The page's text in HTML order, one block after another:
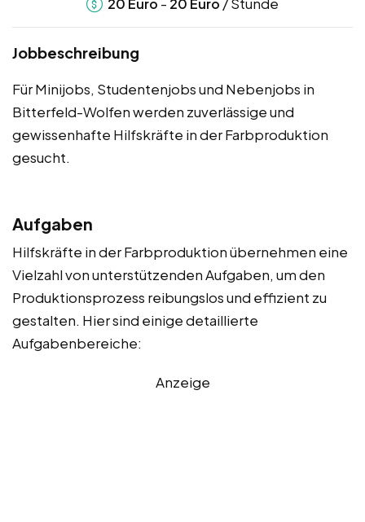
Jobbeschreibung
Für Minijobs, Studentenjobs und Nebenjobs in
Bitterfeld-Wolfen werden zuverlässige und
gewissenhafte Hilfskräfte in der Farbproduktion
gesucht.
Aufgaben
Hilfskräfte in der Farbproduktion übernehmen eine
Vielzahl von unterstützenden Aufgaben, um den
Produktionsprozess reibungslos und effizient zu
gestalten. Hier sind einige detaillierte
Aufgabenbereiche:
Anzeige